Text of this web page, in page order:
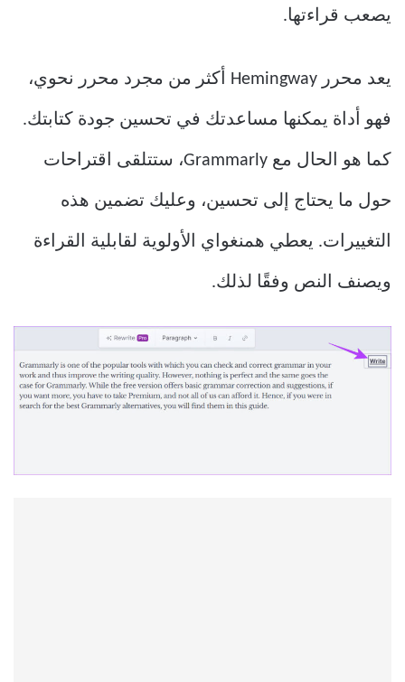
يصعب قراءتها.
يعد محرر Hemingway أكثر من مجرد محرر نحوي،
فهو أداة يمكنها مساعدتك في تحسين جودة كتابتك.
كما هو الحال مع Grammarly، ستتلقى اقتراحات
حول ما يحتاج إلى تحسين، وعليك تضمين هذه
التغييرات. يعطي همنغواي الأولوية لقابلية القراءة
ويصنف النص وفقًا لذلك.